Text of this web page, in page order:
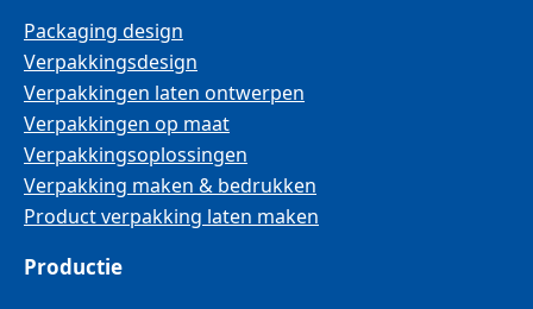
Packaging design
Verpakkingsdesign
Verpakkingen laten ontwerpen
Verpakkingen op maat
Verpakkingsoplossingen
Verpakking maken & bedrukken
Product verpakking laten maken
Productie